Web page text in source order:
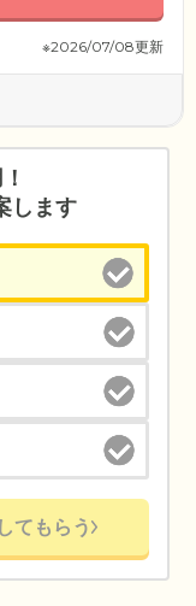
※2026/07/08更新
します
てもらう